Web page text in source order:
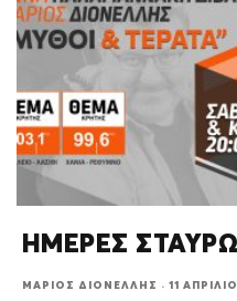
ΗΜΕΡΕΣ
ΜΆΡΙΟΣ ΔΙΟΝΈΛΛΗΣ · 11